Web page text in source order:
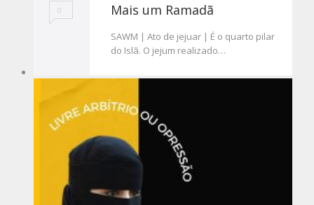
0 Mais um Ramadã
SAWM | Ato de jejuar | É o quarto pilar
do Islã. O jejum realizado…